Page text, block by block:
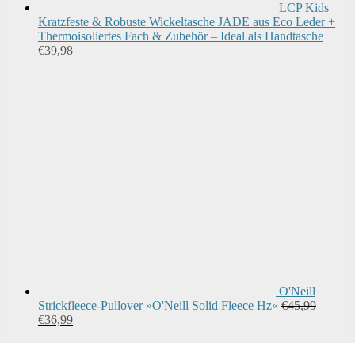
LCP Kids
Kratzfeste & Robuste Wickeltasche JADE aus Eco Leder +
Thermoisoliertes Fach & Zubehör – Ideal als Handtasche
€39,98
O'Neill
Strickfleece-Pullover »O'Neill Solid Fleece Hz« €45,99
Ursprünglicher
€36,99Aktueller